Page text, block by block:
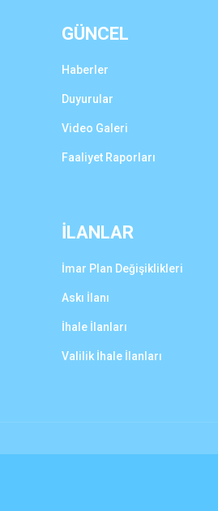
GÜNCEL
Haberler
Duyurular
Video Galeri
Faaliyet Raporları
İLANLAR
İmar Plan Değişiklikleri
Askı İlanı
İhale İlanları
Valilik İhale İlanları